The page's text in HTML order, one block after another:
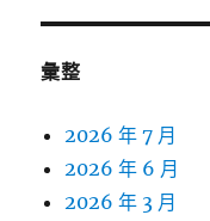
彙整
2026 年 7 月
2026 年 6 月
2026 年 3 月